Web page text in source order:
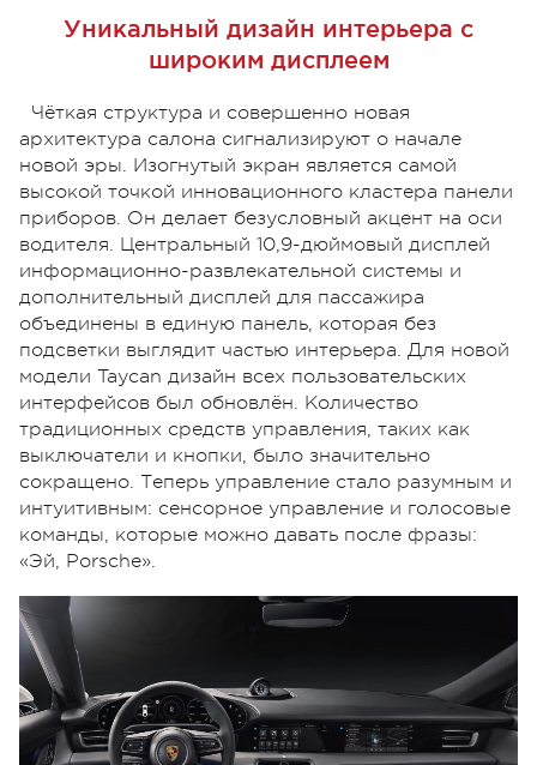
Уникальный дизайн интерьера с
широким дисплеем
Чёткая структура и совершенно новая
архитектура салона сигнализируют о начале
новой эры. Изогнутый экран является самой
высокой точкой инновационного кластера панели
приборов. Он делает безусловный акцент на оси
водителя. Центральный 10,9-дюймовый дисплей
информационно-развлекательной системы и
дополнительный дисплей для пассажира
объединены в единую панель, которая без
подсветки выглядит частью интерьера. Для новой
модели Taycan дизайн всех пользовательских
интерфейсов был обновлён. Количество
традиционных средств управления, таких как
выключатели и кнопки, было значительно
сокращено. Теперь управление стало разумным и
интуитивным: сенсорное управление и голосовые
команды, которые можно давать после фразы:
«Эй, Porsche».